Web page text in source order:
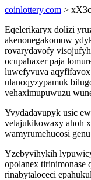
coinlottery.com > xX3c
Eqelerikaryx dolizi
akenonegakomuw
rovarydavofy
ocupahaxer paja
luwefyvuva
ulanoqyzypamuk
vehaximupuwuzu
Yvydadavupyk usic
velajukikowaxy ahoh
wamyrumehucosi
Yzebyvihykih
opolanex tirinimonase
rinabytaloceci